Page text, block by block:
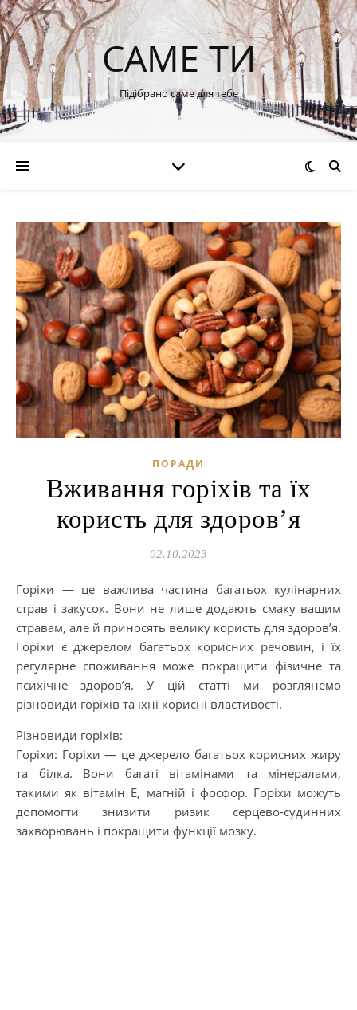
САМЕ ТИ
Підібрано саме для тебе
ПОРАДИ
Вживання горіхів та їх
користь для здоров’я
02.10.2023
Горіхи — це важлива частина багатьох кулінарних
страв і закусок. Вони не лише додають смаку вашим
стравам, але й приносять велику користь для здоров’я.
Горіхи є джерелом багатьох корисних речовин, і їх
регулярне споживання може покращити фізичне та
психічне здоров’я. У цій статті ми розглянемо
різновиди горіхів та їхні корисні властивості.
Різновиди горіхів:
Горіхи: Горіхи — це джерело багатьох корисних жиру
та білка. Вони багаті вітамінами та мінералами,
такими як вітамін Е, магній і фосфор. Горіхи можуть
допомогти знизити ризик серцево-судинних
захворювань і покращити функції мозку.